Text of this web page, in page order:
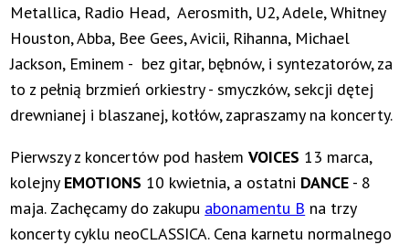
Metallica, Radio Head, Aerosmith, U2, Adele, Whitney
Houston, Abba, Bee Gees, Avicii, Rihanna, Michael
Jackson, Eminem - bez gitar, bębnów, i syntezatorów, za
to z pełnią brzmień orkiestry - smyczków, sekcji dętej
drewnianej i blaszanej, kotłów, zapraszamy na koncerty.
Pierwszy z koncertów pod hasłemVOICES 13 marca,
kolejny EMOTIONS 10 kwietnia, a ostatni DANCE - 8
maja. Zachęcamy do zakupu abonamentu B na trzy
koncerty cyklu neoCLASSICA. Cena karnetu normalnego